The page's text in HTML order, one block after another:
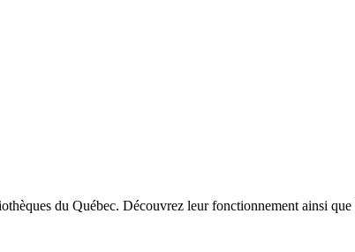
du Québec. Découvrez leur fonctionnement ainsi que